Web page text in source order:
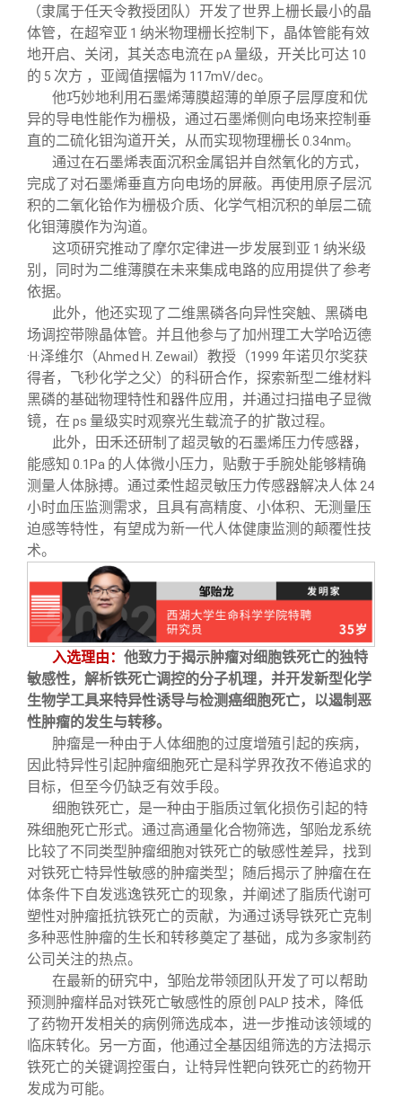
（隶属于任天令教授团队）开发了世界上栅长最小的晶
体管，在超窄亚 1 纳米物理栅长控制下，晶体管能有效
地开启、关闭，其关态电流在 pA 量级，开关比可达 10
的 5 次方 ，亚阈值摆幅为 117mV/dec。
他巧妙地利用石墨烯薄膜超薄的单原子层厚度和优
异的导电性能作为栅极，通过石墨烯侧向电场来控制垂
直的二硫化钼沟道开关，从而实现物理栅长 0.34nm。
通过在石墨烯表面沉积金属铝并自然氧化的方式，
完成了对石墨烯垂直方向电场的屏蔽。再使用原子层沉
积的二氧化铪作为栅极介质、化学气相沉积的单层二硫
化钼薄膜作为沟道。
这项研究推动了摩尔定律进一步发展到亚 1 纳米级
别，同时为二维薄膜在未来集成电路的应用提供了参考
依据。
此外，他还实现了二维黑磷各向异性突触、黑磷电
场调控带隙晶体管。并且他参与了加州理工大学哈迈德
·H·泽维尔（Ahmed H. Zewail ）教授（1999 年诺贝尔奖获
得者，飞秒化学之父）的科研合作，探索新型二维材料
黑磷的基础物理特性和器件应用，并通过扫描电子显微
镜，在 ps 量级实时观察光生载流子的扩散过程。
此外，田禾还研制了超灵敏的石墨烯压力传感器，
能感知 0.1Pa 的人体微小压力，贴敷于手腕处能够精确
测量人体脉搏。通过柔性超灵敏压力传感器解决人体24
小时血压监测需求，且具有高精度、小体积、无测量压
迫感等特性，有望成为新一代人体健康监测的颠覆性技
术。
入选理由： 他致力于揭示肿瘤对细胞铁死亡的独特
敏感性，解析铁死亡调控的分子机理，并开发新型化学
生物学工具来特异性诱导与检测癌细胞死亡，以遏制恶
性肿瘤的发生与转移。
肿瘤是一种由于人体细胞的过度增殖引起的疾病，
因此特异性引起肿瘤细胞死亡是科学界孜孜不倦追求的
目标，但至今仍缺乏有效手段。
细胞铁死亡，是一种由于脂质过氧化损伤引起的特
殊细胞死亡形式。通过高通量化合物筛选，邹贻龙系统
比较了不同类型肿瘤细胞对铁死亡的敏感性差异，找到
对铁死亡特异性敏感的肿瘤类型；随后揭示了肿瘤在在
体条件下自发逃逸铁死亡的现象，并阐述了脂质代谢可
塑性对肿瘤抵抗铁死亡的贡献，为通过诱导铁死亡克制
多种恶性肿瘤的生长和转移奠定了基础，成为多家制药
公司关注的热点。
在最新的研究中，邹贻龙带领团队开发了可以帮助
预测肿瘤样品对铁死亡敏感性的原创 PALP 技术，降低
了药物开发相关的病例筛选成本，进一步推动该领域的
临床转化。另一方面，他通过全基因组筛选的方法揭示
铁死亡的关键调控蛋白，让特异性靶向铁死亡的药物开
发成为可能。